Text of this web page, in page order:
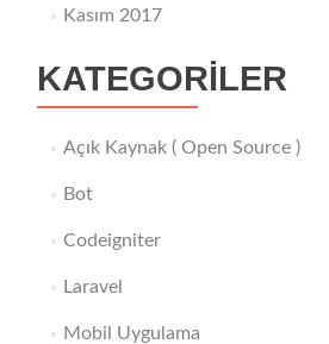
Kasım 2017
KATEGORILER
Açık Kaynak ( Open Source )
Bot
Codeigniter
Laravel
Mobil Uygulama